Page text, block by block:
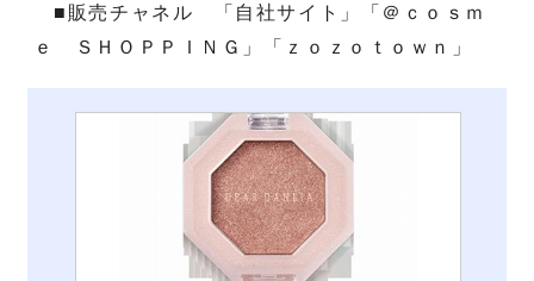
■販売チャネル 「自社サイト」「＠ｃｏｓｍ
ｅ ＳＨＯＰＰＩＮＧ」「ｚｏｚｏｔｏｗｎ」